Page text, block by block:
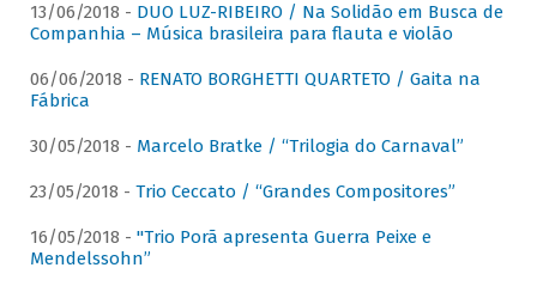
13/06/2018 - DUO LUZ-RIBEIRO / Na Solidão em Busca de
Companhia – Música brasileira para flauta e violão
06/06/2018 - RENATO BORGHETTI QUARTETO / Gaita na
Fábrica
30/05/2018 - Marcelo Bratke / “Trilogia do Carnaval”
23/05/2018 - Trio Ceccato / “Grandes Compositores”
16/05/2018 - "Trio Porã apresenta Guerra Peixe e
Mendelssohn”